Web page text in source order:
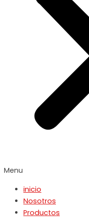
Menu
inicio
Nosotros
Productos